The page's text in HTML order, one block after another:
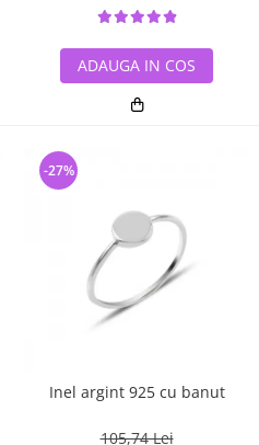
ADAUGA IN COS
Inel argint 925 cu banut
105,74 Lei
-27%